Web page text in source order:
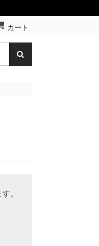
カート
。